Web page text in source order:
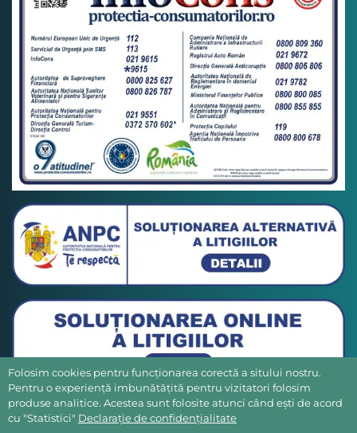
Folosim cookies pentru funcționarea corectă a sitului nostru.
Pentru o experiență imbunătățită pentru vizitatori folosim
produse analitice. Acestea sunt folosite atunci când ești de acord
cu "Statistici" Declarație de confidențialitate